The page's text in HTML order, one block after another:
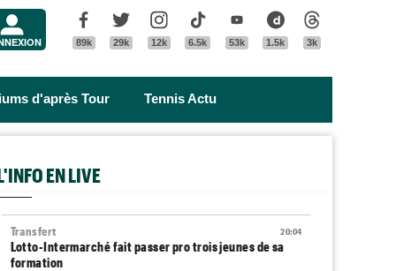
Facebook
89k
Twitter
29k
Instagram
12k
Tik Tok
6.5k
Youtube
53k
Dailymotion
1.5k 3k
d'après Tour Tennis Actu
EN LIVE
20:04
Transfert
Lotto-Intermarché fait passer pro trois jeunes de sa
formation